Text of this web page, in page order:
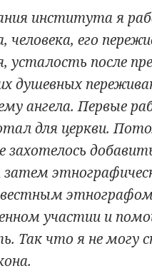
института я
человека, его
усталость после
душевных
ангела. Первые
для церкви.
захотелось
участии и
Так что я не могу